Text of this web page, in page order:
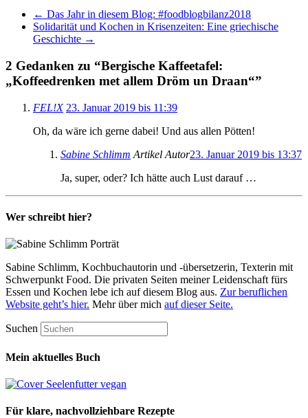
← Das Jahr in diesem Blog: #foodblogbilanz2018
Solidarität und Kochen in Krisenzeiten: Eine griechische
Geschichte →
2 Gedanken zu “Bergische Kaffeetafel:
„Koffeedrenken met allem Dröm un Draan“”
FEL!X 23. Januar 2019 bis 11:39
Oh, da wäre ich gerne dabei! Und aus allen Pötten!
Sabine Schlimm Artikel Autor23. Januar 2019 bis 13:37
Ja, super, oder? Ich hätte auch Lust darauf …
Wer schreibt hier?
Sabine Schlimm, Kochbuchautorin und -übersetzerin, Texterin mit
Schwerpunkt Food. Die privaten Seiten meiner Leidenschaft fürs
Essen und Kochen lebe ich auf diesem Blog aus. Zur beruflichen
Website geht’s hier. Mehr über mich auf dieser Seite.
Suchen
Mein aktuelles Buch
Für klare, nachvollziehbare Rezepte